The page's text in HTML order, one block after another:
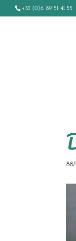
+33 (0)6 89 51 41 55
88/